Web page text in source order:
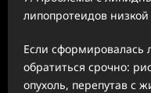
липопротеидов
Если сформировалась
обратиться срочно:
опухоль, перепутав с